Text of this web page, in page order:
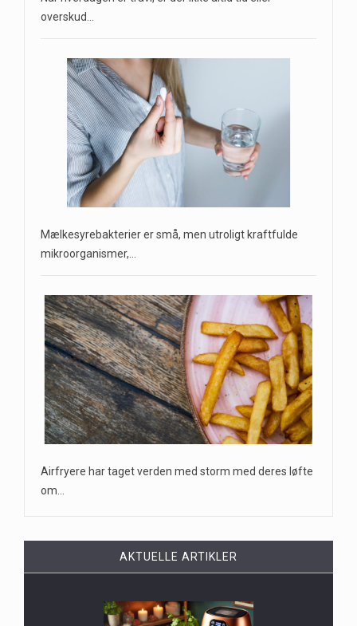
overskud…
Mælkesyrebakterier er små, men utroligt kraftfulde
mikroorganismer,…
Airfryere har taget verden med storm med deres løfte
om…
AKTUELLE ARTIKLER